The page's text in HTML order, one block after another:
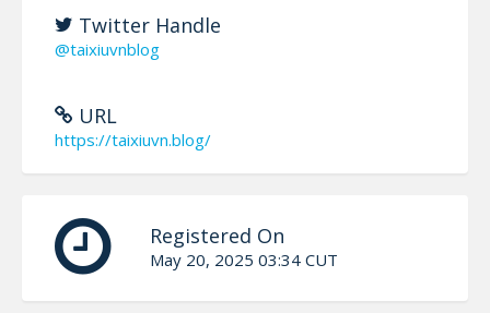
Twitter Handle
@taixiuvnblog
URL
https://taixiuvn.blog/
Registered On
May 20, 2025 03:34 CUT